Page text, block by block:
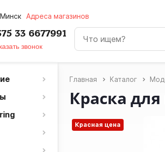
Минск Адреса магазинов
33 6677991
звонок
Главная Каталог
Краска
Красная цена